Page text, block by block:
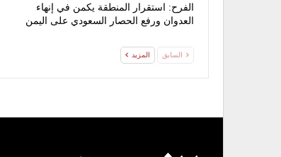
الفرح: استقرار المنطقة يكمن في إنهاء
العدوان ورفع الحصار السعودي على اليمن
السابق المزيد